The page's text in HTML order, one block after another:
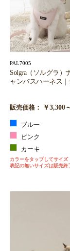
PAL7005
Solgra（ソルグラ）
ャンバスハーネス
販売価格： ￥3,300
ブルー
ピンク
カーキ
カラーをタップしてサイズ
表記の無いサイズは販売終